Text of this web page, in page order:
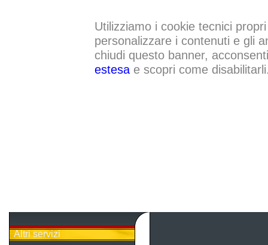
Utilizziamo i cookie tecnici
personalizzare i contenuti e gli
chiudi questo banner,
estesae scopri come
Altri servizi